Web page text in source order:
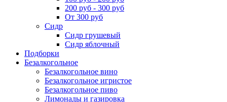
200 руб - 300 руб
От 300 руб
Сидр
Сидр грушевый
Сидр яблочный
Подборки
Безалкогольное
Безалкогольное вино
Безалкогольное игристое
Безалкогольное пиво
Лимонады и газировка